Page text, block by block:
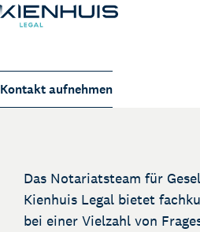
Unsere Leistungen
Unser Team
Kontakt
Gesellschaftsrecht
Kontakt aufnehmen
Das Notariatsteam für
Kienhuis Legal bietet
bei einer Vielzahl von